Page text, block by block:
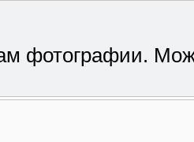
фотографии.